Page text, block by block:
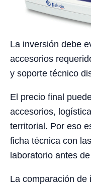
La inversión debe
accesorios
y soporte técnico
El precio final
accesorios,
territorial. Por eso
ficha técnica con
laboratorio antes
La comparación